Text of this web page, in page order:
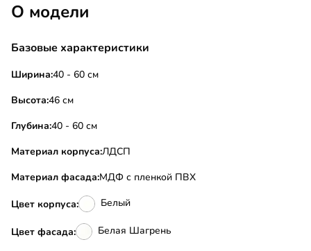
О модели
Базовые характеристики
Ширина:40 - 60 см
Высота:46 см
Глубина:40 - 60 см
Материал корпуса:ЛДСП
Материал фасада:МДФ с пленкой ПВХ
Цвет корпуса: Белый
Цвет фасада: Белая Шагрень